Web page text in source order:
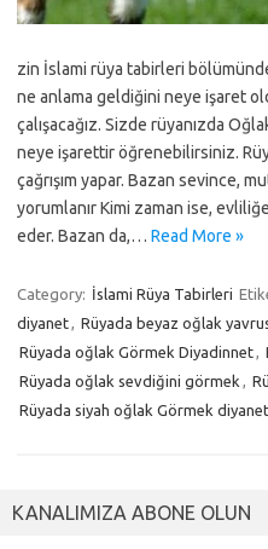
zin İslami rüya tabirleri
ne anlama geldiğini neye işaret
çalışacağız. Sizde rüyanızda
neye işarettir öğrenebilirsiniz.
çağrışım yapar. Bazan sevince,
yorumlanır Kimi zaman ise,
eder. Bazan da,… Read More »
Category: İslami Rüya Tabirleri
diyanet, Rüyada beyaz oğlak
Rüyada oğlak Görmek Diyadinnet,
Rüyada oğlak sevdiğini görmek ,
Rüyada siyah oğlak Görmek diyanet
KANALIMIZA ABONE OLUN